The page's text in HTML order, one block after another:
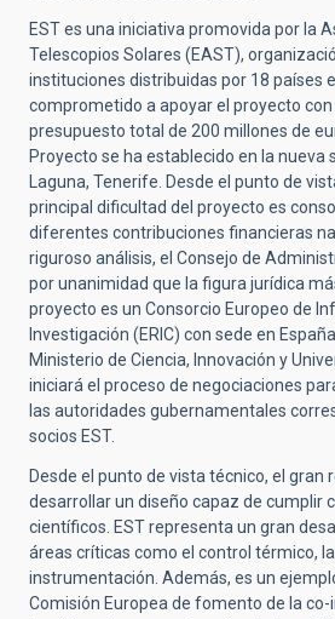
EST es una iniciativa promovida por la
Telescopios Solares (EAST),
instituciones distribuidas por 18 países
comprometido a apoyar el proyecto con
presupuesto total de 200 millones de
Proyecto se ha establecido en la nueva
Laguna, Tenerife. Desde el punto de
principal dificultad del proyecto es
diferentes contribuciones financieras
riguroso análisis, el Consejo de
por unanimidad que la figura jurídica
proyecto es un Consorcio Europeo de
Investigación (ERIC) con sede en
Ministerio de Ciencia, Innovación y
iniciará el proceso de negociaciones
las autoridades gubernamentales
socios EST.
Desde el punto de vista técnico, el gran
desarrollar un diseño capaz de cumplir
científicos. EST representa un gran
áreas críticas como el control térmico,
instrumentación. Además, es un
Comisión Europea de fomento de la